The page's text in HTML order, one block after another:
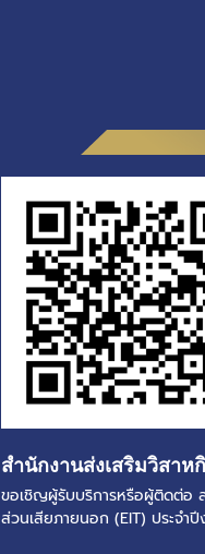
สำนักงานส่งเสริมวิสาห
ขอเชิญผู้รับบริการหรือผู้ติดต่อ
ส่วนเสียภายนอก (EIT) ประจำ